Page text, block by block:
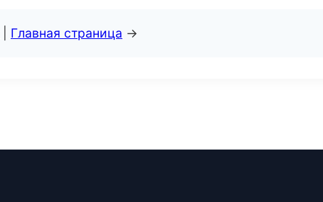
Главная страница →